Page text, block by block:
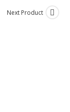
Next Product